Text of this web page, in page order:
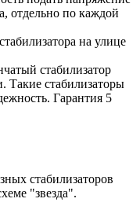
отдельно по каждой
на улице
стабилизатор
Такие стабилизаторы
Гарантия 5
стабилизаторов
"звезда".